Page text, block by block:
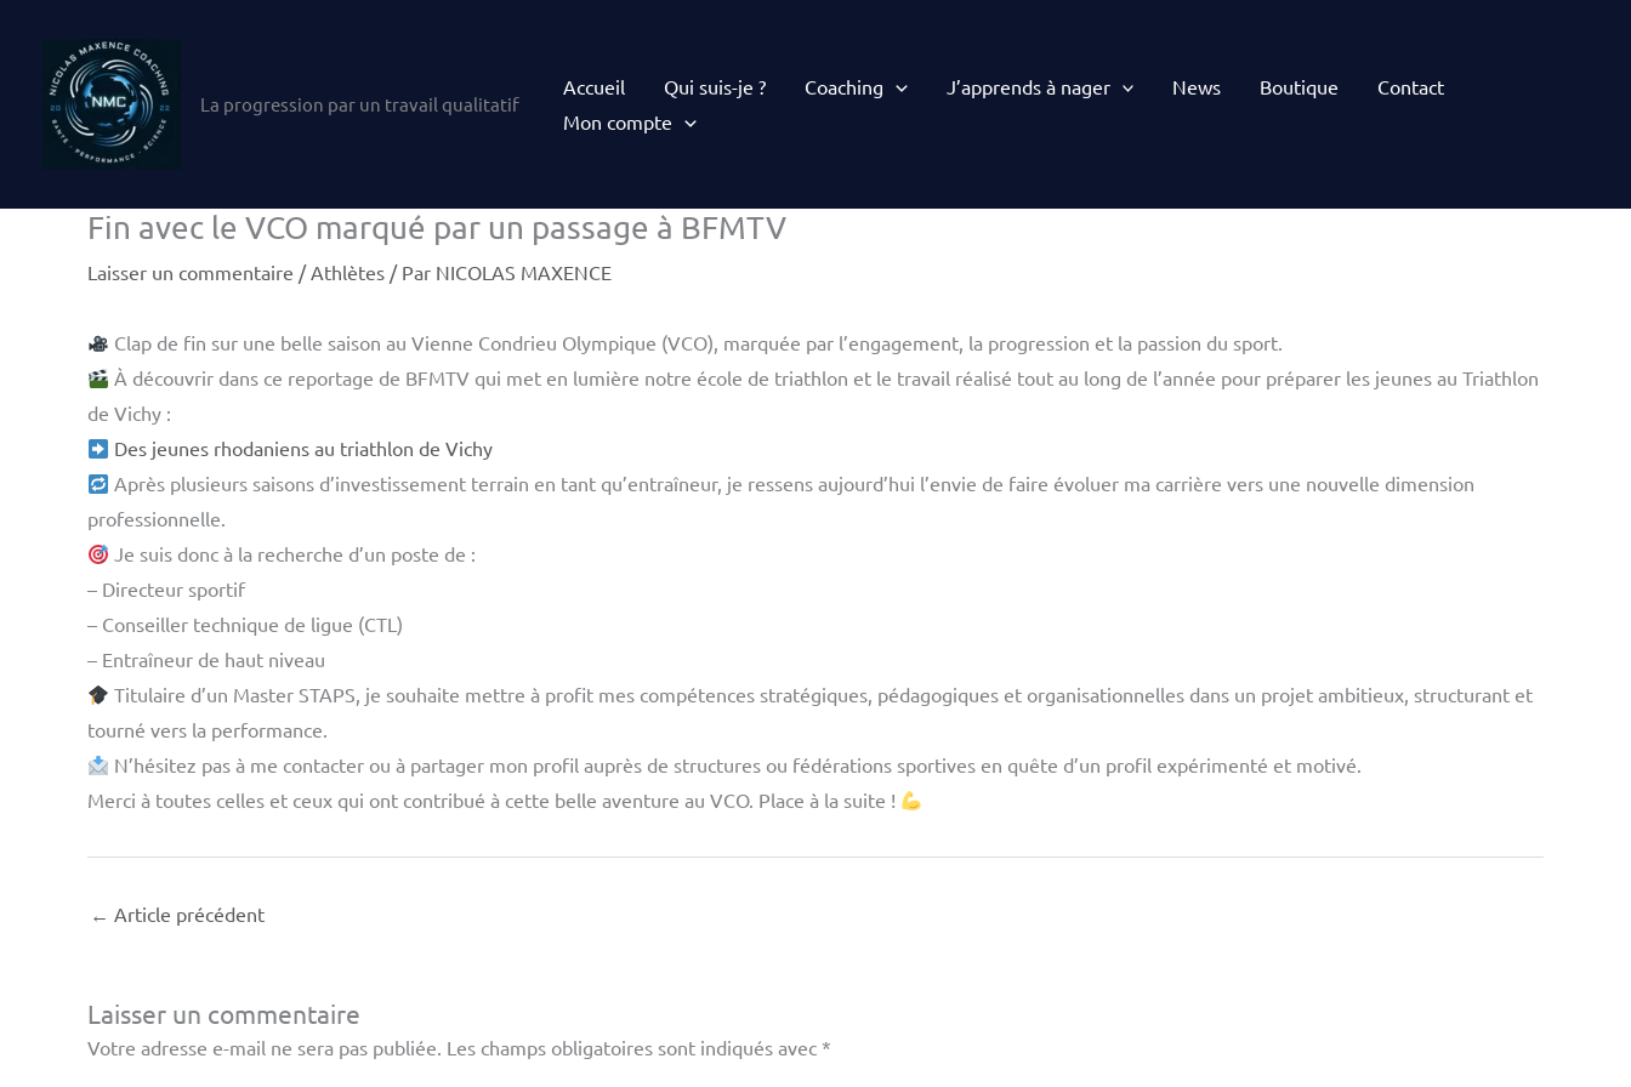
contenu
La progression par un travail qualitatif
Accueil Qui suis-je ? Coaching J’apprends à nager News Boutique
Contact
Mon compte
Fin avec le VCO marqué par un passage à BFMTV
Laisser un commentaire /Athlètes / Par NICOLAS MAXENCE
Clap de fin sur une belle saison au Vienne Condrieu Olympique (VCO), marquée par l’engagement, la progression et la passion du sport.
À découvrir dans ce reportage de BFMTV qui met en lumière notre école de triathlon et le travail réalisé tout au long de l’année pour préparer les jeunes au Triathlon
de Vichy :
Des jeunes rhodaniens au triathlon de Vichy
Après plusieurs saisons d’investissement terrain en tant qu’entraîneur, je ressens aujourd’hui l’envie de faire évoluer ma carrière vers une nouvelle dimension
professionnelle.
Je suis donc à la recherche d’un poste de :
– Directeur sportif
– Conseiller technique de ligue (CTL)
– Entraîneur de haut niveau
Titulaire d’un Master STAPS, je souhaite mettre à profit mes compétences stratégiques, pédagogiques et organisationnelles dans un projet ambitieux, structurant et
tourné vers la performance.
N’hésitez pas à me contacter ou à partager mon profil auprès de structures ou fédérations sportives en quête d’un profil expérimenté et motivé.
Merci à toutes celles et ceux qui ont contribué à cette belle aventure au VCO. Place à la suite !
← Article précédent
Laisser un commentaire
Votre adresse e-mail ne sera pas publiée. Les champs obligatoires sont indiqués avec *